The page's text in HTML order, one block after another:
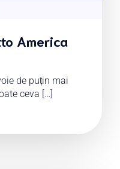
America
de puțin mai
ceva […]